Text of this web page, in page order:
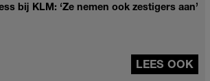
bij KLM: ‘Ze nemen ook zestigers aan’
LEES OOK